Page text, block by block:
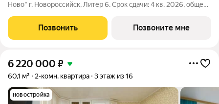
Ново" г. Новороссийск, Литер 6. Срок сдачи: 4 кв. 2026, общей
для комфортной жизни. Место, где шум Чёрного моря
становится
Позвонить Позвоните мне
6 220 000 ₽
60,1 м² 2-комн. квартира 3 этаж из 16
новостройка